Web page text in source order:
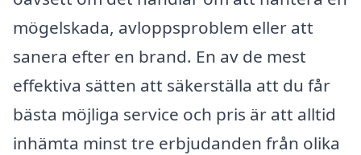
mögelskada, avloppsproblem eller att
sanera efter en brand. En av de mest
effektiva sätten att säkerställa att du får
bästa möjliga service och pris är att alltid
inhämta minst tre erbjudanden från olika